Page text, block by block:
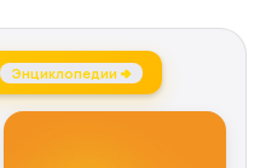
Энциклопедии →